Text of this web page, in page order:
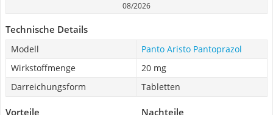
08/2026
Technische Details
Modell
Panto Aristo Pantoprazol
Wirkstoffmenge
20 mg
Darreichungsform
Tabletten
Vorteile Nachteile